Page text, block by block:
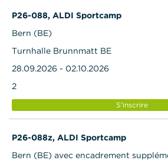
P26-088, ALDI Sportcamp
Bern (BE)
Turnhalle Brunnmatt BE
28.09.2026 - 02.10.2026
2
S'inscrire
P26-088z, ALDI Sportcamp
Bern (BE) avec encadrement